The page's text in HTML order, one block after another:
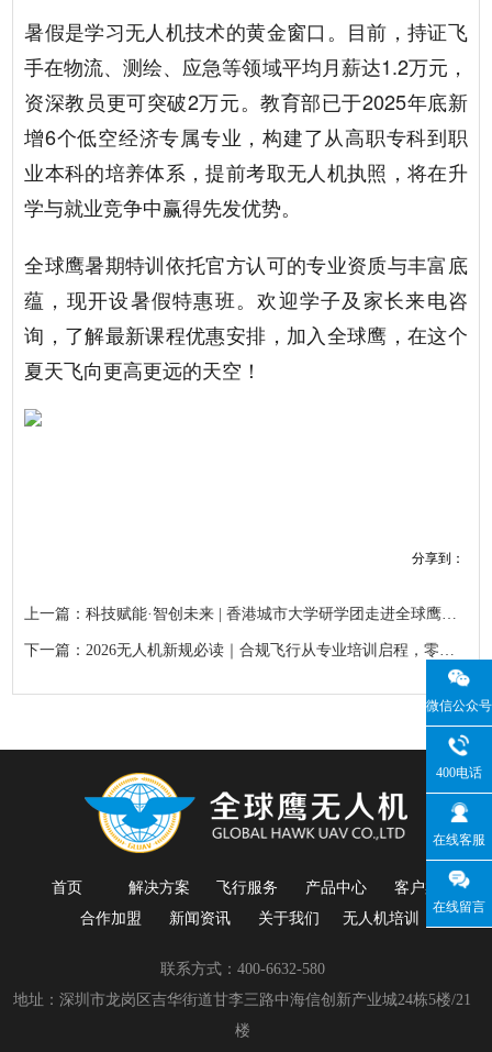
暑假是学习无人机技术的黄金窗口。目前，持证飞
手在物流、测绘、应急等领域平均月薪达1.2万元，
资深教员更可突破2万元。教育部已于2025年底新
增6个低空经济专属专业，构建了从高职专科到职
业本科的培养体系，提前考取无人机执照，将在升
学与就业竞争中赢得先发优势。
全球鹰暑期特训依托官方认可的专业资质与丰富底
蕴，现开设暑假特惠班。欢迎学子及家长来电咨
询，了解最新课程优惠安排，加入全球鹰，在这个
夏天飞向更高更远的天空！
分享到：
微信公众号
400电话
在线客服
在线留言
首页 解决方案 飞行服务 产品中心
客户案例
合作加盟
新闻资讯 关于我们 无人机培训
联系方式：400-6632-580
地址：深圳市龙岗区吉华街道甘李三路中海信创新产业城24栋5楼/21
楼